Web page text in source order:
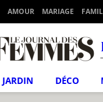
AMOUR MARIAGE
JARDIN DÉCO